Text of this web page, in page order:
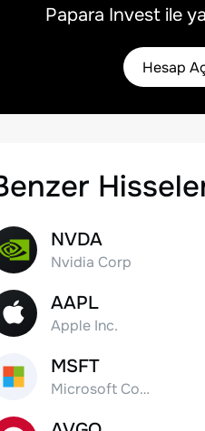
Papara Invest ile
Hesap
NVDA
Nvidia Corp
AAPL
Apple Inc.
MSFT
Microsoft Corp